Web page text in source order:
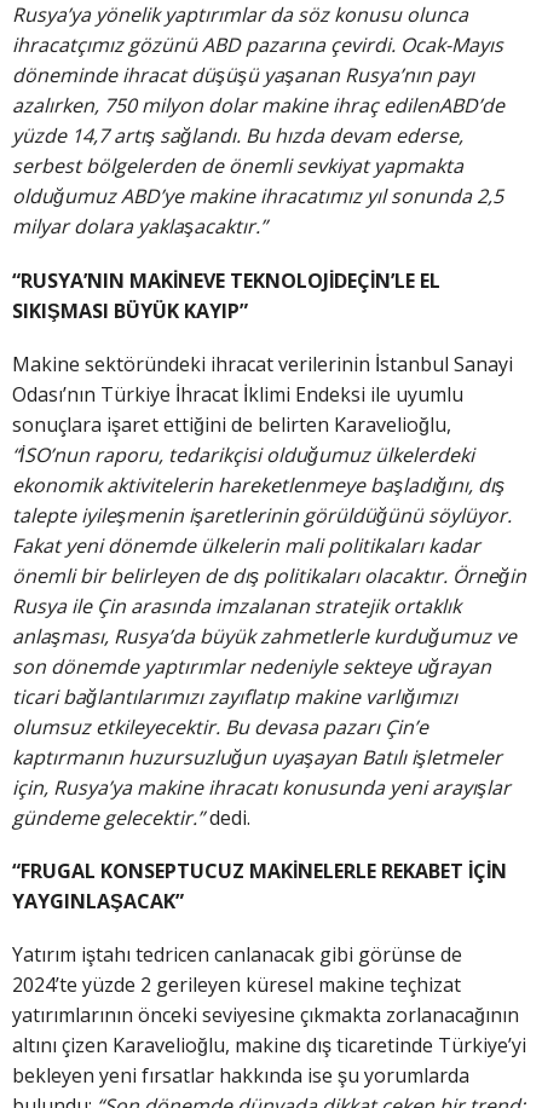
Rusya’ya yönelik yaptırımlar da söz konusu olunca
ihracatçımız gözünü ABD pazarına çevirdi. Ocak-Mayıs
döneminde ihracat düşüşü yaşanan Rusya’nın payı
azalırken, 750 milyon dolar makine ihraç edilenABD’de
yüzde 14,7 artış sağlandı. Bu hızda devam ederse,
serbest bölgelerden de önemli sevkiyat yapmakta
olduğumuz ABD’ye makine ihracatımız yıl sonunda 2,5
milyar dolara yaklaşacaktır.”
“RUSYA’NIN MAKİNEVE TEKNOLOJİDEÇİN’LE EL
SIKIŞMASI BÜYÜK KAYIP”
Makine sektöründeki ihracat verilerinin İstanbul Sanayi
Odası’nın Türkiye İhracat İklimi Endeksi ile uyumlu
sonuçlara işaret ettiğini de belirten Karavelioğlu,
“İSO’nun raporu, tedarikçisi olduğumuz ülkelerdeki
ekonomik aktivitelerin hareketlenmeye başladığını, dış
talepte iyileşmenin işaretlerinin görüldüğünü söylüyor.
Fakat yeni dönemde ülkelerin mali politikaları kadar
önemli bir belirleyen de dış politikaları olacaktır. Örneğin
Rusya ile Çin arasında imzalanan stratejik ortaklık
anlaşması, Rusya’da büyük zahmetlerle kurduğumuz ve
son dönemde yaptırımlar nedeniyle sekteye uğrayan
ticari bağlantılarımızı zayıflatıp makine varlığımızı
olumsuz etkileyecektir. Bu devasa pazarı Çin’e
kaptırmanın huzursuzluğun uyaşayan Batılı işletmeler
için, Rusya’ya makine ihracatı konusunda yeni arayışlar
gündeme gelecektir.”dedi.
“FRUGAL KONSEPTUCUZ MAKİNELERLE REKABET İÇİN
YAYGINLAŞACAK”
Yatırım iştahı tedricen canlanacak gibi görünse de
2024’te yüzde 2 gerileyen küresel makine teçhizat
yatırımlarının önceki seviyesine çıkmakta zorlanacağının
altını çizen Karavelioğlu, makine dış ticaretinde Türkiye’yi
bekleyen yeni fırsatlar hakkında ise şu yorumlarda